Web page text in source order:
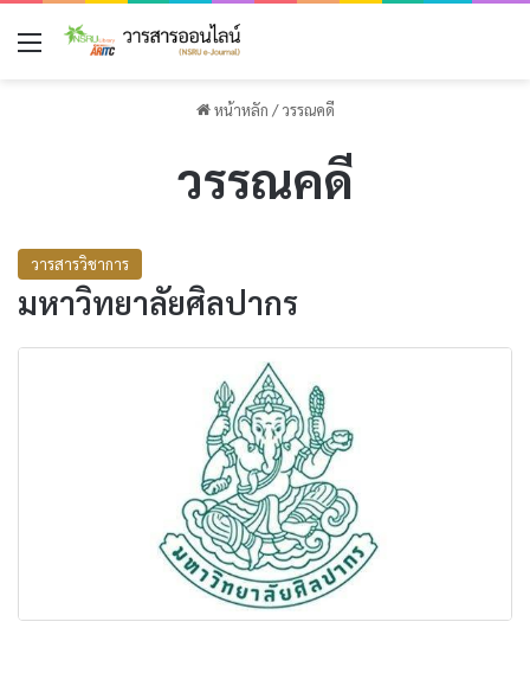
เมนู
หน้าหลัก / วรรณคดี
วรรณคดี
วารสารวิชาการ
มหาวิทยาลัยศิลปากร